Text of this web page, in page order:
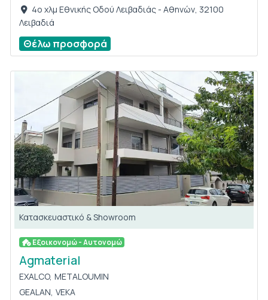
4o χλμ Εθνικής Οδού Λειβαδιάς - Αθηνών, 32100
Λειβαδιά
Θέλω προσφορά
Κατασκευαστικό & Showroom
Εξοικονομώ - Αυτονομώ
Agmaterial
EXALCO, METALOUMIN
GEALAN, VEKA